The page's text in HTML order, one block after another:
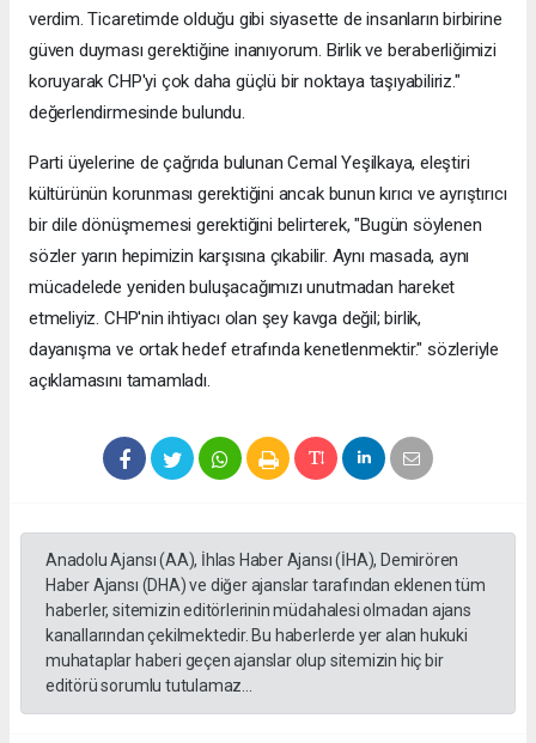
verdim. Ticaretimde olduğu gibi siyasette de insanların birbirine
güven duyması gerektiğine inanıyorum. Birlik ve beraberliğimizi
koruyarak CHP'yi çok daha güçlü bir noktaya taşıyabiliriz."
değerlendirmesinde bulundu.
Parti üyelerine de çağrıda bulunan Cemal Yeşilkaya, eleştiri
kültürünün korunması gerektiğini ancak bunun kırıcı ve ayrıştırıcı
bir dile dönüşmemesi gerektiğini belirterek, "Bugün söylenen
sözler yarın hepimizin karşısına çıkabilir. Aynı masada, aynı
mücadelede yeniden buluşacağımızı unutmadan hareket
etmeliyiz. CHP'nin ihtiyacı olan şey kavga değil; birlik,
dayanışma ve ortak hedef etrafında kenetlenmektir." sözleriyle
açıklamasını tamamladı.
Anadolu Ajansı (AA), İhlas Haber Ajansı (İHA), Demirören
Haber Ajansı (DHA) ve diğer ajanslar tarafından eklenen tüm
haberler, sitemizin editörlerinin müdahalesi olmadan ajans
kanallarından çekilmektedir. Bu haberlerde yer alan hukuki
muhataplar haberi geçen ajanslar olup sitemizin hiç bir
editörü sorumlu tutulamaz...